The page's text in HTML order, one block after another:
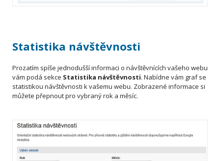
Statistika návštěvnosti
Prozatím spíše jednodušší informaci o návštěvnících vašeho webu
vám podá sekce Statistika návštěvnosti. Nabídne vám graf se
statistikou návštěvnosti k vašemu webu. Zobrazené informace si
můžete přepnout pro vybraný rok a měsíc.